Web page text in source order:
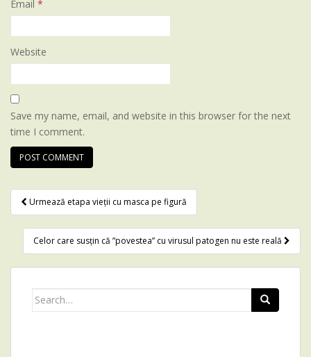
Email *
Website
Save my name, email, and website in this browser for the next
time I comment.
Post navigation
Urmează etapa vieții cu masca pe figură
Celor care susțin că ”povestea” cu virusul patogen nu este reală
Search for: